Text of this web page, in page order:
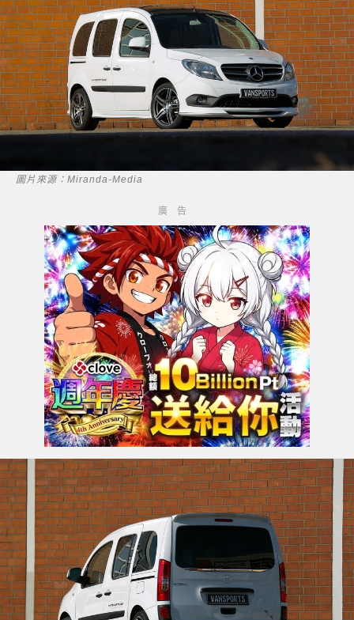
圖片來源：Miranda-Media